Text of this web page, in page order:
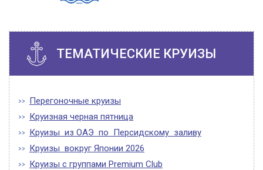
ТЕМАТИЧЕСКИЕ КРУИЗЫ
Перегоночные круизы
Круизная черная пятница
Круизы из ОАЭ по Персидскому заливу
Круизы вокруг Японии 2026
Круизы с группами Premium Club